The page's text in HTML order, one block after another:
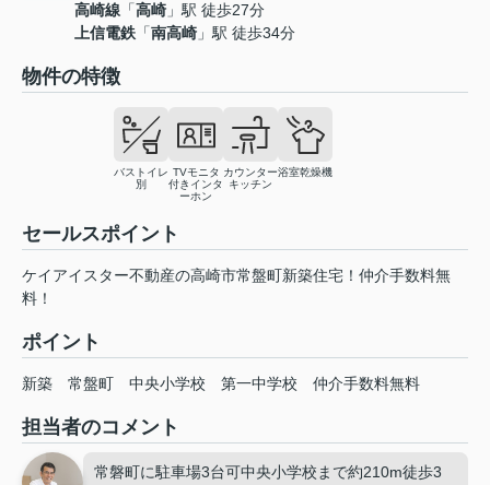
高崎線 「高崎 」駅 徒歩27分
上信電鉄 「南高崎 」駅 徒歩34分
物件の特徴
バストイレ
別
TVモニタ
付きインタ
ーホン
カウンター
キッチン
浴室乾燥機
セールスポイント
ケイアイスター不動産の高崎市常盤町新築住宅！仲介手数料無
料！
ポイント
新築 常盤町 中央小学校 第一中学校 仲介手数料無料
担当者のコメント
常磐町に駐車場3台可中央小学校まで約210m徒歩3